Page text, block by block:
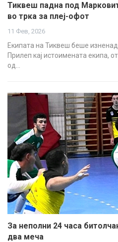
Тиквеш падна под
во трка за плеј-офот
11 Фев, 2026
Екипата на Тиквеш беше
Прилеп кај истоимената екипа,
од…
За неполни 24 часа
два меча